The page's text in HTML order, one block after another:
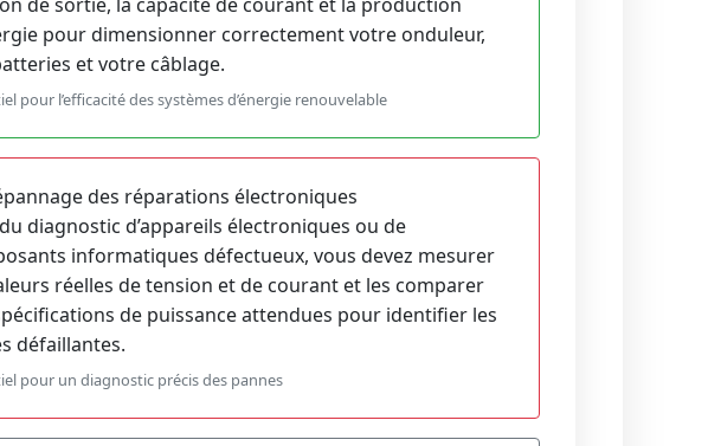
pour dimensionner correctement votre onduleur,
et votre câblage.
pour l’efficacité des systèmes d’énergie renouvelable
des réparations électroniques
diagnostic d’appareils électroniques ou de
informatiques défectueux, vous devez mesurer
réelles de tension et de courant et les comparer
de puissance attendues pour identifier les
défaillantes.
pour un diagnostic précis des pannes